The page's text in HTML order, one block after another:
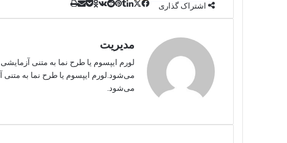
اشتراک گذاری فیسبوک
ایکس
لینکداین
تامبلر
پینتریست
Reddit
VKontakte
Odnoklassniki
پاکت
اشتراک
با
چاپ
مدیریت
لورم ایپسوم یا طرح‌ نما به متنی
می‌شود.لورم ایپسوم یا طرح‌ نما به
می‌شود.